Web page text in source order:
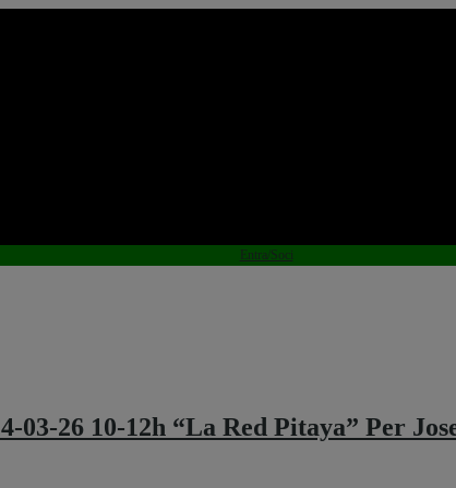
Entra/Soci
26 10-12h “La Red Pitaya” Per